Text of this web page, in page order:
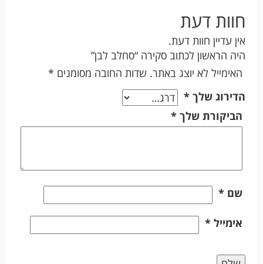
חוות דעת
אין עדיין חוות דעת.
היה הראשון לכתוב סקירה “סחלב לבן”
האימייל לא יוצג באתר. שדות החובה מסומנים *
הדירוג שלך *
הביקורת שלך *
שם *
אימייל *